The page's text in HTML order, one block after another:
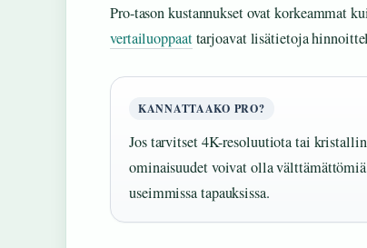
Pro-tason kustannukset ovat korkeammat
vertailuoppaattarjoavat lisätietoja
KANNATTAAKO PRO?
Jos tarvitset 4K-resoluutiota tai
ominaisuudet voivat olla
useimmissa tapauksissa.